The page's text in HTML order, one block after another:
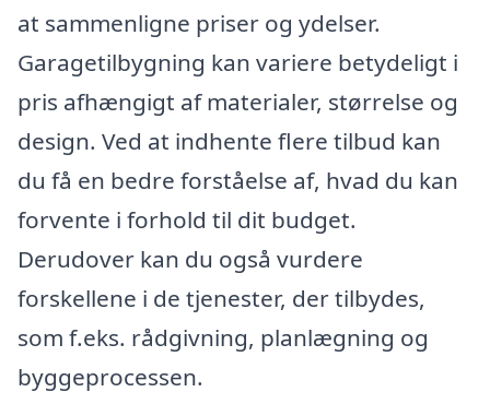
at sammenligne priser og ydelser.
Garagetilbygning kan variere betydeligt i
pris afhængigt af materialer, størrelse og
design. Ved at indhente flere tilbud kan
du få en bedre forståelse af, hvad du kan
forvente i forhold til dit budget.
Derudover kan du også vurdere
forskellene i de tjenester, der tilbydes,
som f.eks. rådgivning, planlægning og
byggeprocessen.